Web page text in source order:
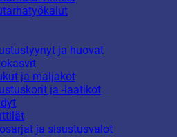
ja huovat
ja maljakot
ja -laatikot
ja sisustusvalot